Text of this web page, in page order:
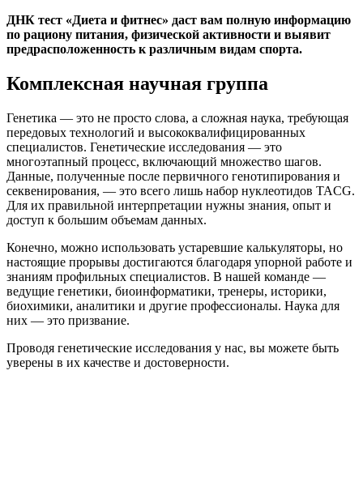
ДНК тест «Диета и фитнес» даст вам полную информацию
по рациону питания, физической активности и выявит
предрасположенность к различным видам спорта.
Комплексная научная группа
Генетика — это не просто слова, а сложная наука, требующая
передовых технологий и высококвалифицированных
специалистов. Генетические исследования — это
многоэтапный процесс, включающий множество шагов.
Данные, полученные после первичного генотипирования и
секвенирования, — это всего лишь набор нуклеотидов TACG.
Для их правильной интерпретации нужны знания, опыт и
доступ к большим объемам данных.
Конечно, можно использовать устаревшие калькуляторы, но
настоящие прорывы достигаются благодаря упорной работе и
знаниям профильных специалистов. В нашей команде —
ведущие генетики, биоинформатики, тренеры, историки,
биохимики, аналитики и другие профессионалы. Наука для
них — это призвание.
Проводя генетические исследования у нас, вы можете быть
уверены в их качестве и достоверности.